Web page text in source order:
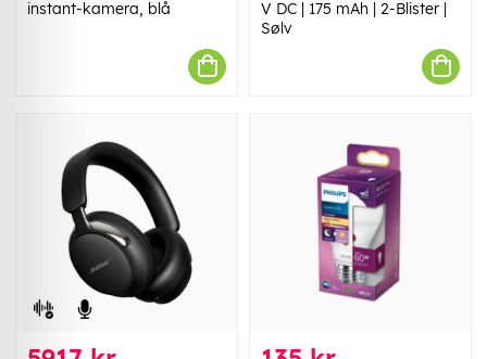
instant-kamera, blå
V DC | 175 mAh | 2-Blister |
Sølv